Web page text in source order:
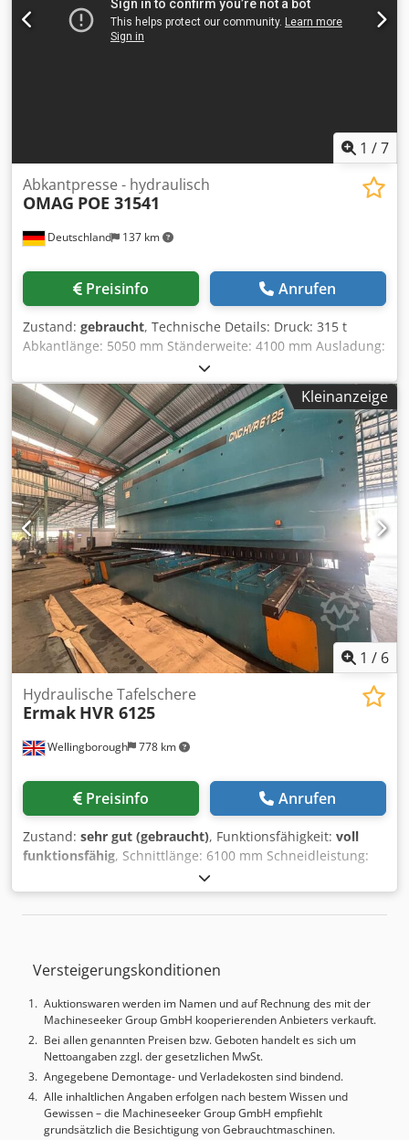
Y2, X, R, Z1, Z2 Crjdpfx Aiev Ub Elslsf Maximaler Hub: 215
mm Sick Infrarot-Lichtschranken Komplette Ober- und
Unterwerkzeuge Die Maschine stammt von einem
1 /7
Deutschland 137 km
Abkantpresse - hydraulisch
OMAG POE 31541
Preisinfo Anrufen
Zustand: gebraucht, Technische Details: Druck: 315 t
Abkantlänge: 5050 mm Ständerweite: 4100 mm Ausladung:
500 mm Hub: 250 (Wange) mm Steuerung: DNC 884s
Maschinengewicht ca.: 27,0 t Maschinenabmessungen
LxBxH: 5,7 x 2,2 x 4,0 m Maschine steht ca. 0,95 m im
Boden. Anwendung für: Prägebiegen und Freibiegen
Credpfx Aiju Iccpjlef Über die DNC Steuerung kann man
manuell, halbautomatisch und automatisch arbeiten.
Entfernung zwischen Tisch und Oberwange max. 490mm
Tisch: mit Verlängerung ca. 800mm, Werkzeugaufnahme
am Tisch = Schwalbenschwanz 30mm Zubehör: viele
Matrizen und Stempel vergleichbar im Bild i.D. *
Kleinanzeige
1 / 6
Wellingborough 778 km
Hydraulische Tafelschere
Ermak HVR 6125
Preisinfo Anrufen
Zustand: sehr gut (gebraucht), Funktionsfähigkeit: voll
funktionsfähig, Schnittlänge: 6100 mm Schneidleistung:
25 mm Schnittwinkel: 0,5-2,5° Hübe pro Minute: 3-5 Anzahl
der Niederhalter: 36 Cjdsygd Auspfx Ailorf Messerspalt:
0,005-3,00 mm Ausladung: 500 mm
Versteigerungskonditionen
Auktionswaren werden im Namen und auf Rechnung des mit der
Machineseeker Group GmbH kooperierenden Anbieters verkauft.
Bei allen genannten Preisen bzw. Geboten handelt es sich um
Nettoangaben zzgl. der gesetzlichen MwSt.
Angegebene Demontage- und Verladekosten sind bindend.
Alle inhaltlichen Angaben erfolgen nach bestem Wissen und
Gewissen – die Machineseeker Group GmbH empfiehlt
grundsätzlich die Besichtigung von Gebrauchtmaschinen.